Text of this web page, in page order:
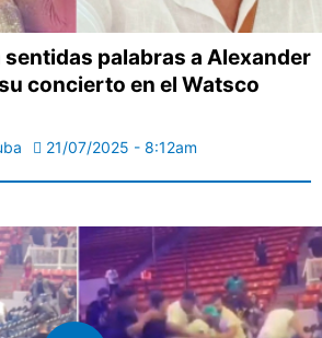
sentidas palabras a Alexander
concierto en el Watsco
21/07/2025 - 8:12am